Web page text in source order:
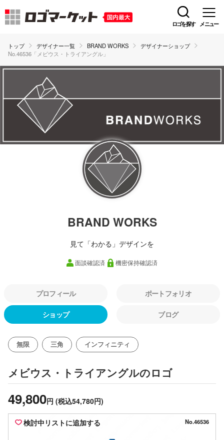
ロゴを探す メニュー
トップ デザイナー一覧 BRAND WORKS
デザイナーショップ
No.46536「メビウス・トライアングル」
BRAND WORKS
見て「わかる」デザインを
面談確認済 機密保持確認済
プロフィール ポートフォリオ
ショップ ブログ
無限 三角 インフィニティ
メビウス・トライアングルのロゴ
49,800円 (税込54,780円)
検討中リストに追加する No.46536